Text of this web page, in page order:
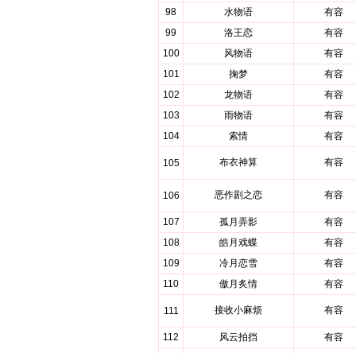
98
水物语
有容
99
洛王恋
有容
100
风物语
有容
101
掬梦
有容
102
龙物语
有容
103
雨物语
有容
104
索情 有容
105 布衣神算 有容
106 恶作剧之恋 有容
107 孤月弄影
有容
108
皓月戏蝶
有容
109
冷月恋雪
有容
110
傲月炙情 有容
111 接收小麻烦 有容
112 风云拍挡 有容